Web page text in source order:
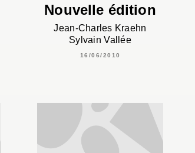
Nouvelle édition
Jean-Charles Kraehn
Sylvain Vallée
16/06/2010